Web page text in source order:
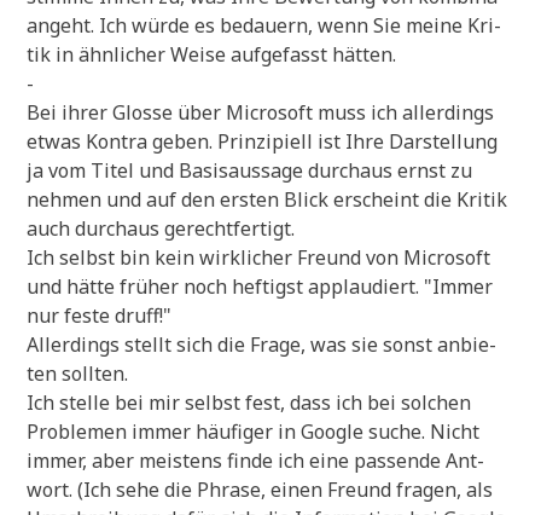
angeht. Ich wür­de es bedau­ern, wenn Sie mei­ne Kri­
tik in ähn­li­cher Wei­se auf­ge­fasst hätten.
-
Bei ihrer Glos­se über Micro­soft muss ich aller­dings
etwas Kon­tra geben. Prin­zi­pi­ell ist Ihre Dar­stel­lung
ja vom Titel und Basis­aus­sa­ge durch­aus ernst zu
neh­men und auf den ersten Blick erscheint die Kri­tik
auch durch­aus gerechtfertigt.
Ich selbst bin kein wirk­li­cher Freund von Micro­soft
und hät­te frü­her noch hef­tigst applau­diert. "Immer
nur feste druff!"
Aller­dings stellt sich die Fra­ge, was sie sonst anbie­
ten sollten.
Ich stel­le bei mir selbst fest, dass ich bei sol­chen
Pro­ble­men immer häu­fi­ger in Goog­le suche. Nicht
immer, aber mei­stens fin­de ich eine pas­sen­de Ant­
wort. (Ich sehe die Phra­se, einen Freund fra­gen, als